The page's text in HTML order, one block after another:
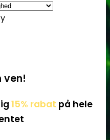
ven!
15% rabat på hele